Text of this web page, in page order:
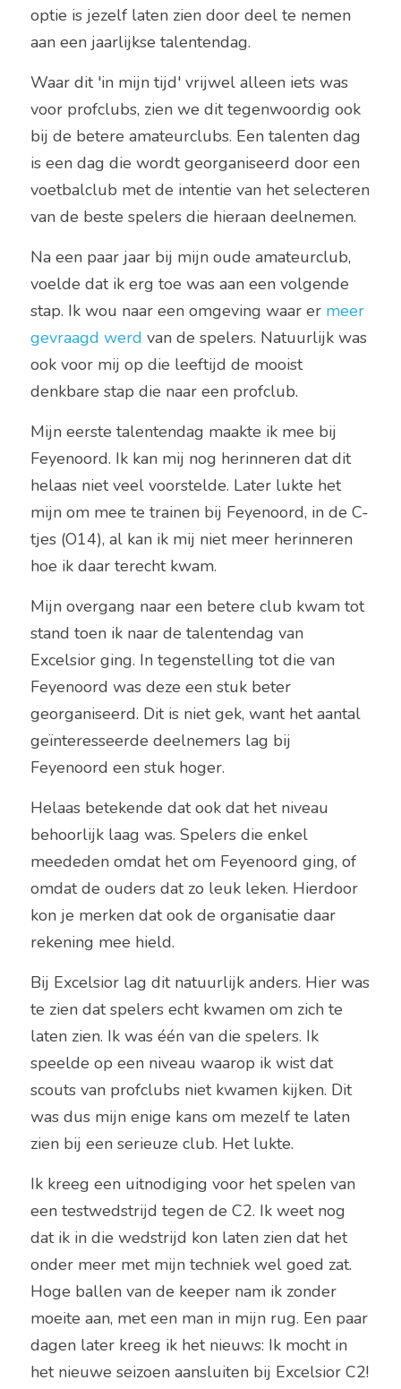
optie is jezelf laten zien door deel te nemen
aan een jaarlijkse talentendag.
Waar dit 'in mijn tijd' vrijwel alleen iets was
voor profclubs, zien we dit tegenwoordig ook
bij de betere amateurclubs. Een talenten dag
is een dag die wordt georganiseerd door een
voetbalclub met de intentie van het selecteren
van de beste spelers die hieraan deelnemen.
Na een paar jaar bij mijn oude amateurclub,
voelde dat ik erg toe was aan een volgende
stap. Ik wou naar een omgeving waar er meer
gevraagd werd van de spelers. Natuurlijk was
ook voor mij op die leeftijd de mooist
denkbare stap die naar een profclub.
Mijn eerste talentendag maakte ik mee bij
Feyenoord. Ik kan mij nog herinneren dat dit
helaas niet veel voorstelde. Later lukte het
mijn om mee te trainen bij Feyenoord, in de C-
tjes (O14), al kan ik mij niet meer herinneren
hoe ik daar terecht kwam.
Mijn overgang naar een betere club kwam tot
stand toen ik naar de talentendag van
Excelsior ging. In tegenstelling tot die van
Feyenoord was deze een stuk beter
georganiseerd. Dit is niet gek, want het aantal
geïnteresseerde deelnemers lag bij
Feyenoord een stuk hoger.
Helaas betekende dat ook dat het niveau
behoorlijk laag was. Spelers die enkel
meededen omdat het om Feyenoord ging, of
omdat de ouders dat zo leuk leken. Hierdoor
kon je merken dat ook de organisatie daar
rekening mee hield.
Bij Excelsior lag dit natuurlijk anders. Hier was
te zien dat spelers echt kwamen om zich te
laten zien. Ik was één van die spelers. Ik
speelde op een niveau waarop ik wist dat
scouts van profclubs niet kwamen kijken. Dit
was dus mijn enige kans om mezelf te laten
zien bij een serieuze club. Het lukte.
Ik kreeg een uitnodiging voor het spelen van
een testwedstrijd tegen de C2. Ik weet nog
dat ik in die wedstrijd kon laten zien dat het
onder meer met mijn techniek wel goed zat.
Hoge ballen van de keeper nam ik zonder
moeite aan, met een man in mijn rug. Een paar
dagen later kreeg ik het nieuws: Ik mocht in
het nieuwe seizoen aansluiten bij Excelsior C2!